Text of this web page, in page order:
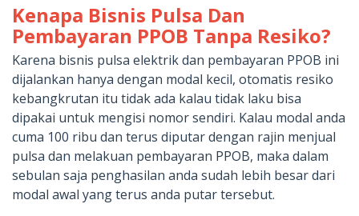
Kenapa Bisnis Pulsa Dan
Pembayaran PPOB Tanpa Resiko?
Karena bisnis pulsa elektrik dan pembayaran PPOB ini
dijalankan hanya dengan modal kecil, otomatis resiko
kebangkrutan itu tidak ada kalau tidak laku bisa
dipakai untuk mengisi nomor sendiri. Kalau modal anda
cuma 100 ribu dan terus diputar dengan rajin menjual
pulsa dan melakuan pembayaran PPOB, maka dalam
sebulan saja penghasilan anda sudah lebih besar dari
modal awal yang terus anda putar tersebut.